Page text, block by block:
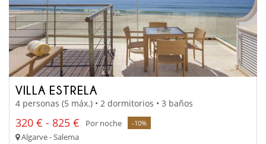
VILLA ESTRELA
4 personas (5 máx.) • 2 dormitorios • 3 baños
320 € - 825 € Por noche -10%
Algarve - Salema